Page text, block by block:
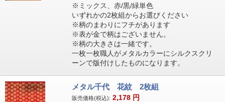
※ミックス、赤/黒/緑単色
いずれかの2枚組からお選びください
※柄のまわりにフチがあります
※表が金で柄はございません。
※柄の大きさは一緒です。
一枚一枚職人がメタルカラーにシルクスクリ
ーンで版付けしたものになります。
メタル千代 花紋 2枚組
販売価格(税込): 2,178 円